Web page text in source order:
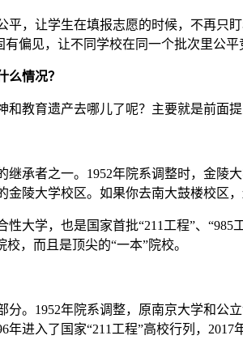
平，让学生在填报志愿的时候，不再只
有偏见，让不同学校在同一个批次里公平
么情况？
和教育遗产去哪儿了呢？主要就是前面
承者之一。1952年院系调整时，金陵
陵大学校区。如果你去南大鼓楼校区
大学，也是国家首批“211工程”、
，而且是顶尖的“一本”院校。
分。1952年院系调整，原南京大学和公
进入了国家“211工程”高校行列，2017